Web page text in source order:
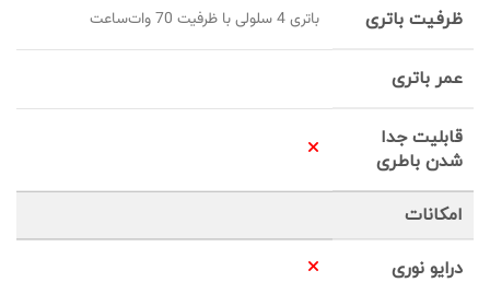
ظرفیت باتری باتری 4 سلولی با ظرفیت 70 وات‌ساعت
عمر باتری
قابلیت جدا
شدن باطری
امکانات
درایو نوری